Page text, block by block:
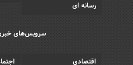
رسانه ای
سرویس‌های
اقتصادی